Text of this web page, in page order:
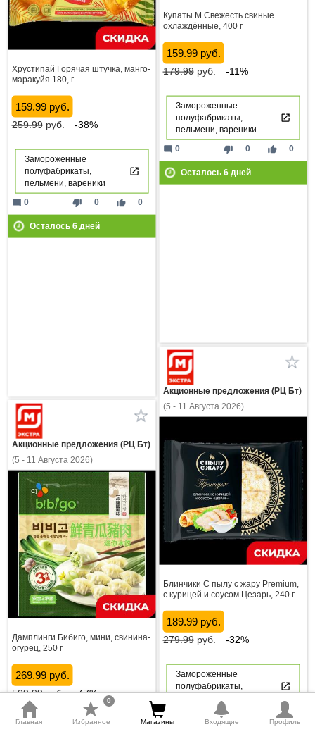
Купаты М Свежесть свиные
охлаждённые, 400 г
159.99 руб.
179.99руб. -11%
Замороженные
полуфабрикаты,
пельмени, вареники
thumb_down 0 thumb_up 0
mode_comment 0
Осталось 6дней
Хрустипай Горячая штучка, манго-
маракуйя 180, г
159.99 руб.
259.99руб. -38%
Замороженные
полуфабрикаты,
пельмени, вареники
thumb_down 0 thumb_up 0
mode_comment 0
Осталось 6дней
Акционные предложения (РЦ Бт)
(5 - 11 Августа 2026)
Блинчики С пылу с жару Premium,
с курицей и соусом Цезарь, 240 г
189.99 руб.
279.99руб. -32%
Замороженные
полуфабрикаты,
thumb_down thumb_up 0
mode_comment
Акционные предложения (РЦ Бт)
(5 - 11 Августа 2026)
Дамплинги Бибиго, мини, свинина-
огурец, 250 г
269.99 руб.
509.99руб. -47%
Замороженные
Главная Избранное
0
Магазины Входящие Профиль